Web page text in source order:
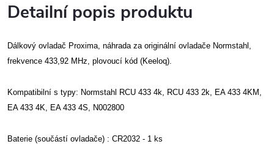
Detailní popis produktu
Dálkový ovladač Proxima, náhrada za originální ovladače Normstahl,
frekvence 433,92 MHz, plovoucí kód (Keeloq).
Kompatibilní s typy: Normstahl RCU 433 4k, RCU 433 2k, EA 433 4KM,
EA 433 4K, EA 433 4S, N002800
Baterie (součástí ovladače) : CR2032 - 1 ks